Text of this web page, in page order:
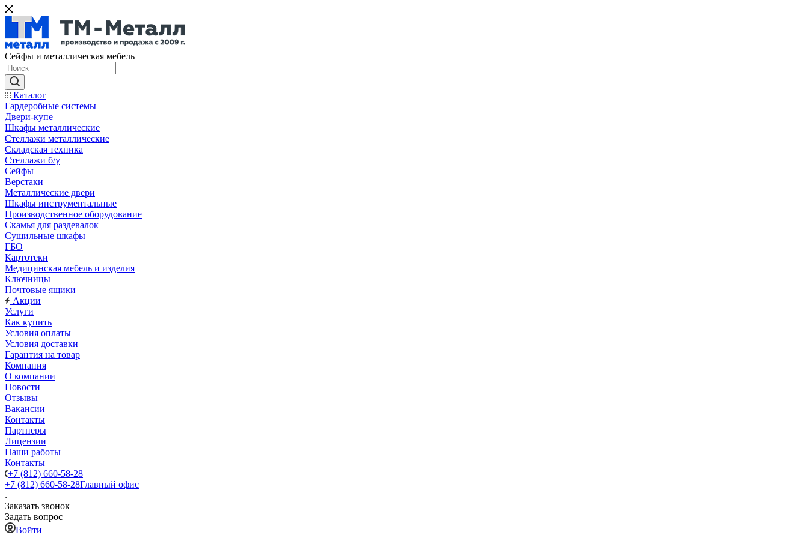
Сейфы и металлическая мебель
Каталог
Гардеробные системы
Двери-купе
Шкафы металлические
Стеллажи металлические
Складская техника
Стеллажи б/у
Сейфы
Верстаки
Металлические двери
Шкафы инструментальные
Производственное оборудование
Скамья для раздевалок
Сушильные шкафы
ГБО
Картотеки
Медицинская мебель и изделия
Ключницы
Почтовые ящики
Акции
Услуги
Как купить
Условия оплаты
Условия доставки
Гарантия на товар
Компания
О компании
Новости
Отзывы
Вакансии
Контакты
Партнеры
Лицензии
Наши работы
Контакты
+7 (812) 660-58-28
+7 (812) 660-58-28Главный офис
Заказать звонок
Задать вопрос
Войти